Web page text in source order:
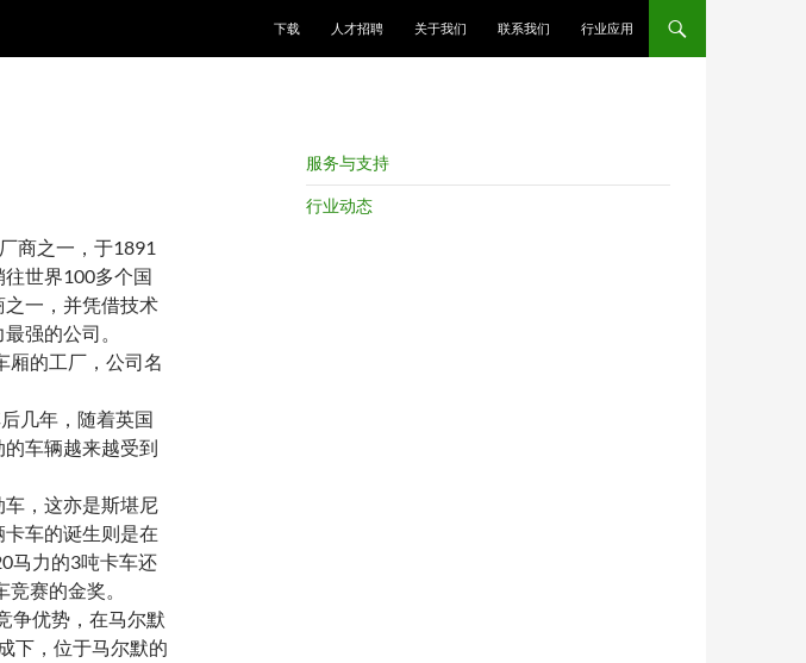
下载
人才招聘 关于我们 联系我们 行业应用
商之一，于1891
世界100多个国
一，并凭借技术
强的公司。
厢的工厂，公司名
几年，随着英国
车辆越来越受到
车，这亦是斯堪尼
车的诞生则是在
马力的3吨卡车还
赛的金奖。
争优势，在马尔默
下，位于马尔默的
服务与支持
行业动态